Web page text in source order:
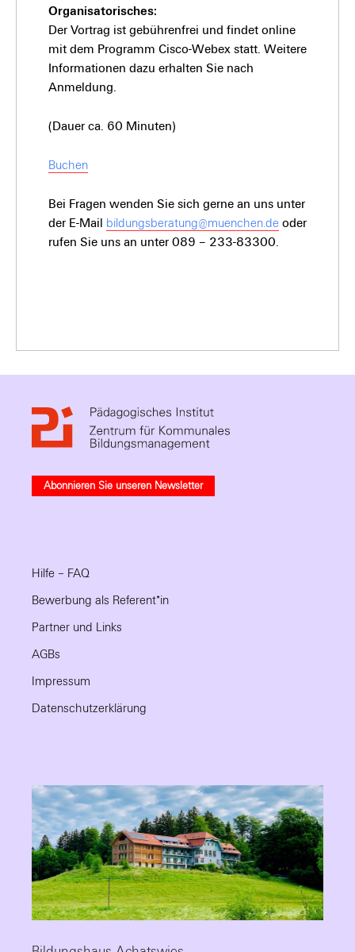
Organisatorisches:
Der Vortrag ist gebührenfrei und findet online
mit dem Programm Cisco-Webex statt. Weitere
Informationen dazu erhalten Sie nach
Anmeldung.
(Dauer ca. 60 Minuten)
Buchen
Bei Fragen wenden Sie sich gerne an uns unter
der E-Mail bildungsberatung@muenchen.de oder
rufen Sie uns an unter 089 – 233-83300.
Abonnieren Sie unseren Newsletter
Hilfe – FAQ
Bewerbung als Referent*in
Partner und Links
AGBs
Impressum
Datenschutzerklärung